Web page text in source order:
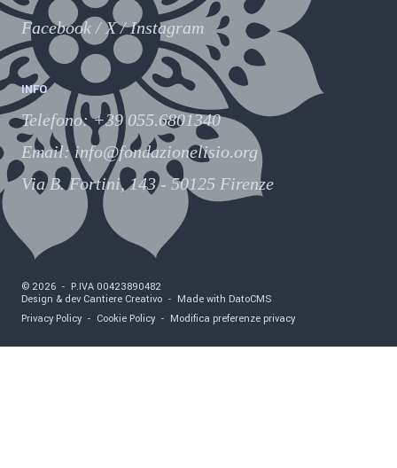
Facebook /X/Instagram
INFO
Telefono:+39 055.6801340
Email:info@fondazionelisio.org
Via B. Fortini, 143 - 50125 Firenze
© 2026 - P.IVA 00423890482
Design & dev Cantiere Creativo - Made with DatoCMS
Privacy Policy - Cookie Policy - Modifica preferenze privacy